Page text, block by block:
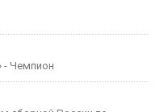
- Чемпион